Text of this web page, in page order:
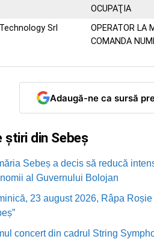
OCUPAŢIA
Srl
OPERATOR LA
COMANDA
Adaugă-ne ca sursă
știri din Sebeș
Sebeș a decis să reducă
al Guvernului Bolojan
23 august 2026, Râpa
concert din cadrul String